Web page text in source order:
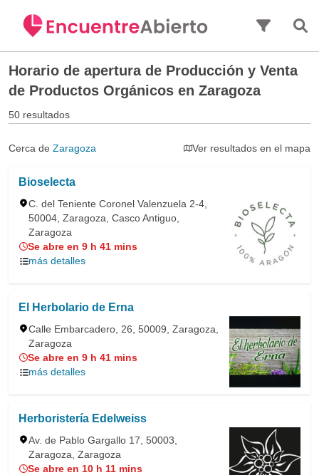
Horario de apertura de Producción y Venta
de Productos Orgánicos en Zaragoza
50 resultados
Cerca de Zaragoza Ver resultados en el mapa
Bioselecta
C. del Teniente Coronel Valenzuela 2-4,
50004, Zaragoza, Casco Antiguo,
Zaragoza
Se abre en 9 h 41 mins
más detalles
El Herbolario de Erna
Calle Embarcadero, 26, 50009, Zaragoza,
Zaragoza
Se abre en 9 h 41 mins
más detalles
Herboristería Edelweiss
Av. de Pablo Gargallo 17, 50003,
Zaragoza, Zaragoza
Se abre en 10 h 11 mins